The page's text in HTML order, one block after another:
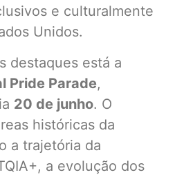
e culturalmente
Unidos.
destaques está a
Pride Parade,
20 de junho. O
históricas da
a trajetória da
a evolução dos